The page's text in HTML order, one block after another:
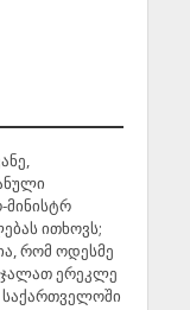
ითხოვს;
რომ ოდესმე
ერეკლე
საქართველოში